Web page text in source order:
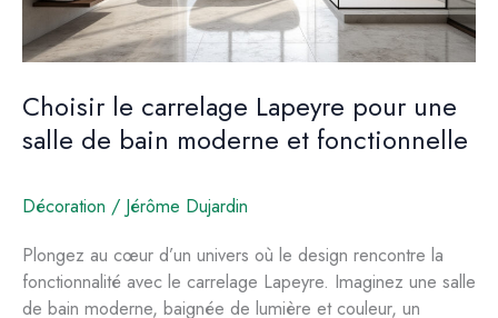
Choisir le carrelage Lapeyre pour une
salle de bain moderne et fonctionnelle
Décoration / Jérôme Dujardin
Plongez au cœur d’un univers où le design rencontre la
fonctionnalité avec le carrelage Lapeyre. Imaginez une salle
de bain moderne, baignée de lumière et couleur, un